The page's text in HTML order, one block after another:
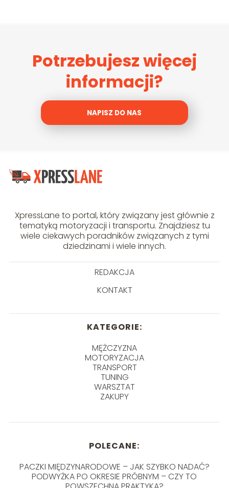
Potrzebujesz więcej
informacji?
NAPISZ DO NAS
XpressLane to portal, który związany jest głównie z
tematyką motoryzacji i transportu. Znajdziesz tu
wiele ciekawych poradników związanych z tymi
dziedzinami i wiele innych.
REDAKCJA
KONTAKT
KATEGORIE:
MĘŻCZYZNA
MOTORYZACJA
TRANSPORT
TUNING
WARSZTAT
ZAKUPY
POLECANE:
PACZKI MIĘDZYNARODOWE – JAK SZYBKO NADAĆ?
PODWYŻKA PO OKRESIE PRÓBNYM – CZY TO